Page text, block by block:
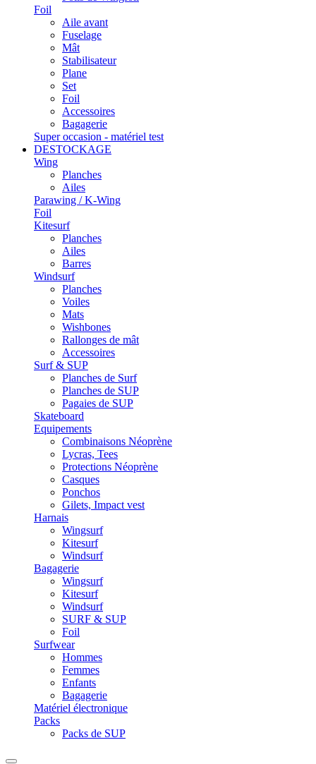
Foil
Aile avant
Fuselage
Mât
Stabilisateur
Plane
Set
Foil
Accessoires
Bagagerie
Super occasion - matériel test
DESTOCKAGE
Wing
Planches
Ailes
Parawing / K-Wing
Foil
Kitesurf
Planches
Ailes
Barres
Windsurf
Planches
Voiles
Mats
Wishbones
Rallonges de mât
Accessoires
Surf & SUP
Planches de Surf
Planches de SUP
Pagaies de SUP
Skateboard
Equipements
Combinaisons Néoprène
Lycras, Tees
Protections Néoprène
Casques
Ponchos
Gilets, Impact vest
Harnais
Wingsurf
Kitesurf
Windsurf
Bagagerie
Wingsurf
Kitesurf
Windsurf
SURF & SUP
Foil
Surfwear
Hommes
Femmes
Enfants
Bagagerie
Matériel électronique
Packs
Packs de SUP